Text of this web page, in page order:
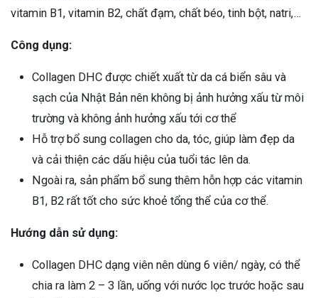
vitamin B1, vitamin B2, chất đạm, chất béo, tinh bột, natri,…
Công dụng:
Collagen DHC được chiết xuất từ da cá biển sâu và
sạch của Nhật Bản nên không bị ảnh hưởng xấu từ môi
trường và không ảnh hưởng xấu tới cơ thể
Hỗ trợ bổ sung collagen cho da, tóc, giúp làm đẹp da
và cải thiện các dấu hiệu của tuổi tác lên da.
Ngoài ra, sản phẩm bổ sung thêm hỗn hợp các vitamin
B1, B2 rất tốt cho sức khoẻ tổng thể của cơ thể.
Hướng dẫn sử dụng:
Collagen DHC dạng viên nên dùng 6 viên/ ngày, có thể
chia ra làm 2 – 3 lần, uống với nước lọc trước hoặc sau